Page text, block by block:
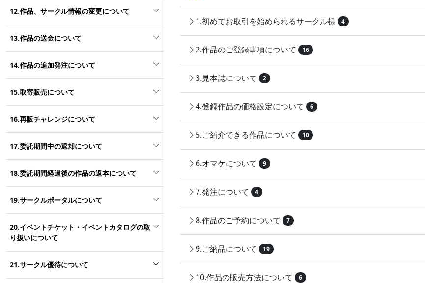
12.作品、サークル情報の変更について
13.作品の送金について
14.作品の追加発注について
15.取寄販売について
16.再販チャレンジについて
17.委託期間中の返却について
18.委託期間経過後の作品の返本について
19.サークルポータルについて
20.イベントチケット・イベントカタログの取
り扱いについて
21.サークル優待について
1.初めてお取引を始められるサークル様 4
2.作品のご登録事項について 16
3.見本誌について 2
4.登録作品の価格設定について 6
5.ご紹介できる作品について 10
6.オマケについて 9
7.発注について 4
8.作品のご予約について 7
9.ご納品について 19
10.作品の販売方法について 6